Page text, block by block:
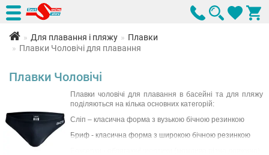
Для плавання і пляжу
Плавки
Плавки Чоловічі для плавання
Плавки Чоловічі
Плавки чоловічі для плавання в басейні та для пляжу
поділяються на кілька основних категорій:
Сліп – класична форма з вузькою бічною резинкою
Бриф - класична форма з широкою бічною резинкою